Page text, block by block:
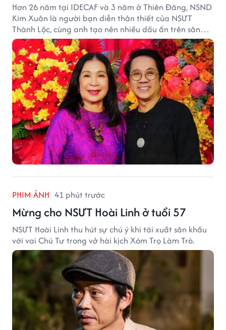
Hơn 26 năm tại IDECAF và 3 năm ở Thiên Đăng, NSND
Kim Xuân là người bạn diễn thân thiết của NSƯT
Thành Lộc, cùng anh tạo nên nhiều dấu ấn trên sân
khấu.
PHIM ẢNH 41 phút trước
Mừng cho NSƯT Hoài Linh ở tuổi 57
NSƯT Hoài Linh thu hút sự chú ý khi tái xuất sân khấu
với vai Chú Tư trong vở hài kịch Xóm Trọ Làm Trò.